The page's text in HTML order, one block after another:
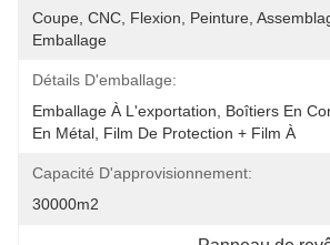
Coupe, CNC, Flexion, Peinture,
Emballage
Détails D'emballage:
Emballage À L'exportation, Boîtiers En
En Métal, Film De Protection + Film À
Capacité D'approvisionnement:
30000m2